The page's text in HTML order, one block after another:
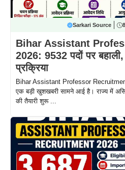
Sarkari Source
Bihar Assistant
2026: 9532 पदों पर
प्रक्रिया
Bihar Assistant Professor
एक बड़ी खुशखबरी सामने आई है। राज्य में
की तैयारी शुरू ...